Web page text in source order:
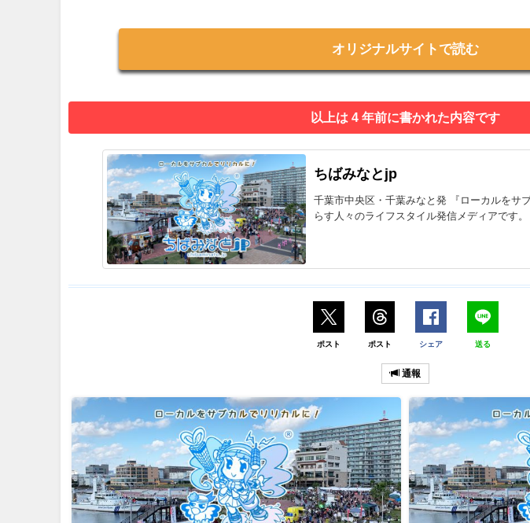
オリジナルサイトで読む
以上は 4 年前に書かれた内容です
ちばみなとjp
千葉市中央区・千葉みなと発 『ローカルをサ
らす人々のライフスタイル発信メディアです。
ポスト ポスト シェア 送る
通報